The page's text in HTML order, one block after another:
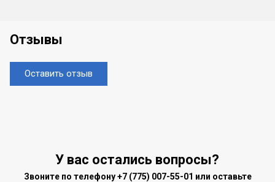
Отзывы
Оставить отзыв
У вас остались вопросы?
Звоните по телефону+7 (775) 007-55-01 или оставьте